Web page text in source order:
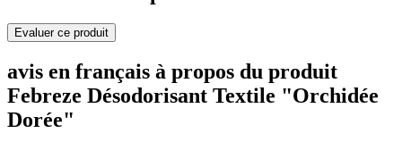
Evaluer ce produit
avis en français à propos du produit
Febreze Désodorisant Textile "Orchidée
Dorée"